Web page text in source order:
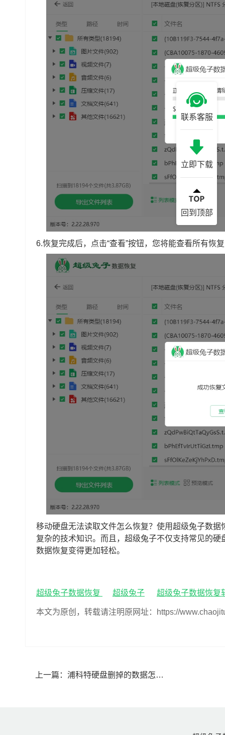
6.恢复完成后，点击“查看”按钮，您将能查看所有恢
移动硬盘无法读取文件怎么恢复？使用超级兔子数
复杂的技术知识。而且，超级兔子不仅支持常见的
数据恢复变得更加轻松。
超级兔子数据恢复 超级兔子 超级兔子数据恢复
本文为原创，转载请注明原网址：https://
上一篇： 浦科特硬盘删掉的数据怎么恢复(浦科特硬盘删除的数据能恢复吗)
联系客服
立即下载
回到顶部